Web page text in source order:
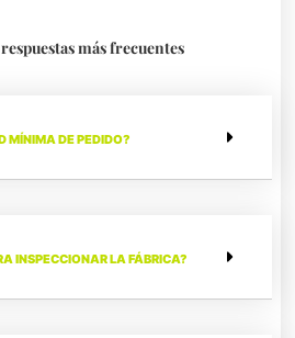
más frecuentes
MÍNIMA DE PEDIDO?
INSPECCIONAR LA FÁBRICA?